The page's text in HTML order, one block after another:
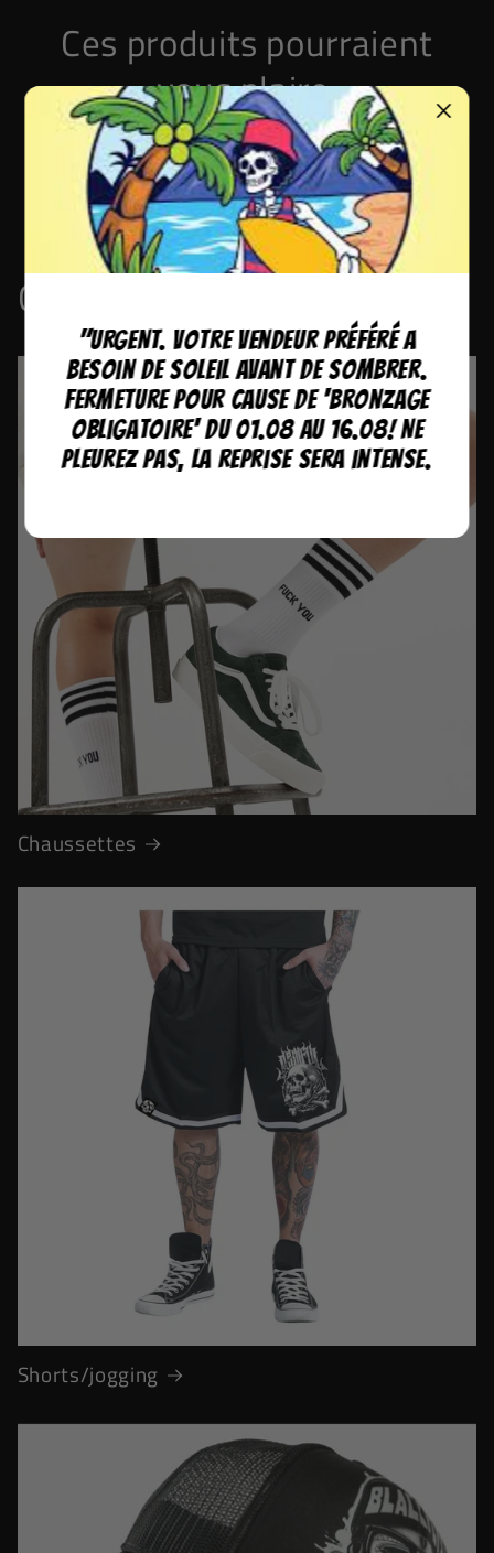
Ces produits pourraient
vous plaire.
Tous nos produits sont expédiés depuis la Suisse
en 48H.
Collections
Chaussettes
Shorts/jogging
"URGENT. Votre vendeur préféré a
besoin de soleil avant de sombrer.
Fermeture pour cause de 'bronzage
obligatoire' du 01.08 au 16.08! Ne
pleurez pas, la reprise sera intense.